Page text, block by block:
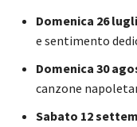
Domenica 26
e sentimento
Domenica 30
canzone
Sabato 12